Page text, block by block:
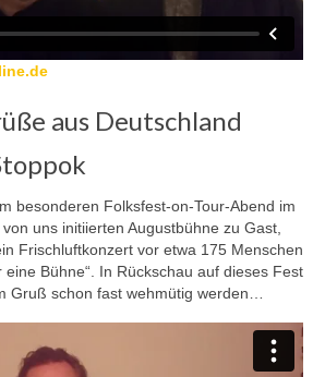
aus Deutschland
besonderen Folksfest-on-Tour-Abend im
uns initiierten Augustbühne zu Gast,
Frischluftkonzert vor etwa 175 Menschen
eine Bühne“. In Rückschau auf dieses Fest
Gruß schon fast wehmütig werden…